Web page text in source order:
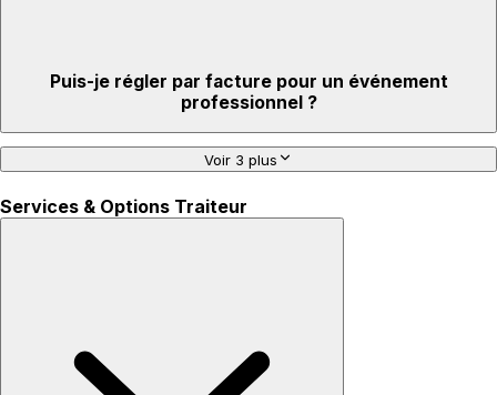
Puis-je régler par facture pour un événement
professionnel ?
Voir 3 plus
Services & Options Traiteur